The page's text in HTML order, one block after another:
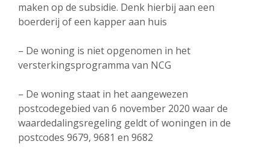
maken op de subsidie. Denk hierbij aan een
boerderij of een kapper aan huis
– De woning is niet opgenomen in het
versterkingsprogramma van NCG
– De woning staat in het aangewezen
postcodegebied van 6 november 2020 waar de
waardedalingsregeling geldt of woningen in de
postcodes 9679, 9681 en 9682